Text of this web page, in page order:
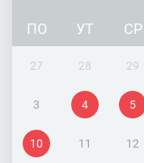
ПО УТ СР
27 28 29
3 4 5
10 11 12